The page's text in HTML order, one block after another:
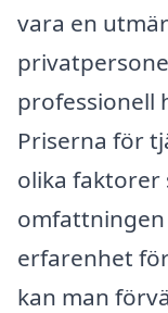
vara en
professionell
Priserna för
olika faktorer
omfattningen
erfarenhet
kan man